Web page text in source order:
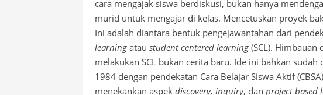
cara mengajak siswa berdiskusi, bukan hanya
murid untuk mengajar di kelas. Mencetuskan proyek
Ini adalah diantara bentuk pengejawantahan dari
learning atau student centered learning (SCL).
melakukan SCL bukan cerita baru. Ide ini bahkan
1984 dengan pendekatan Cara Belajar Siswa Aktif
menekankan aspek discovery, inquiry, dan project based